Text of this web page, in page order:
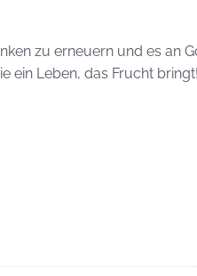
zu erneuern und es an
ein Leben, das Frucht